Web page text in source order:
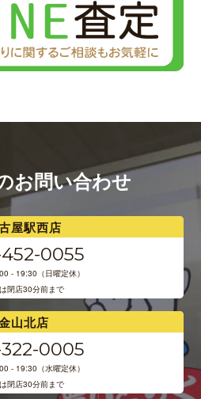
お問い合わせ
屋駅西店
0055
- 19:30（日曜定休）
閉店30分前まで
山北店
0005
- 19:30（水曜定休）
閉店30分前まで